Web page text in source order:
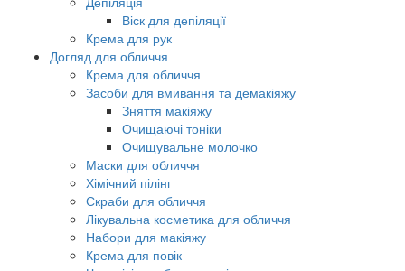
Віск для депіляції
Крема для рук
Догляд для обличчя
Крема для обличчя
Засоби для вмивання та демакіяжу
Зняття макіяжу
Очищаючі тоніки
Очищувальне молочко
Маски для обличчя
Хімічний пілінг
Скраби для обличчя
Лікувальна косметика для обличчя
Набори для макіяжу
Крема для повік